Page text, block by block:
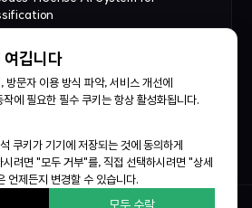
sLM 학습기
여깁니다
방문자 이용 방식 파악, 서비스 개선에
에 필요한 필수 쿠키는 항상 활성화됩니다.
쿠키가 기기에 저장되는 것에 동의하게
려면 "모두 거부"를, 직접 선택하시려면 "상세
언제든지 변경할 수 있습니다.
모두 수락